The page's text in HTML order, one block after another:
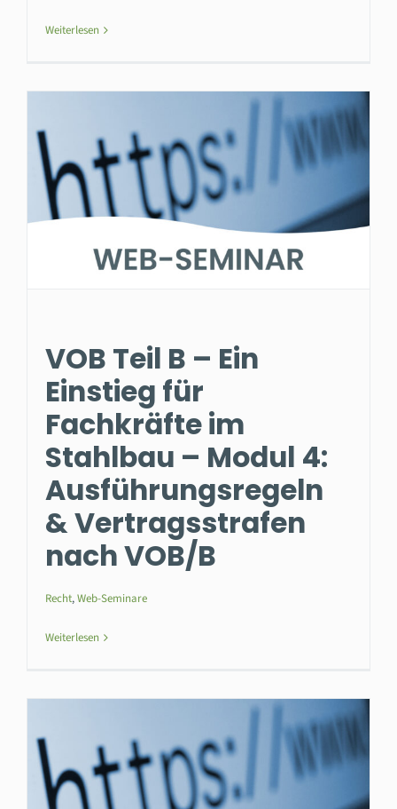
Weiterlesen
VOB Teil B – Ein
Einstieg für
Fachkräfte im
Stahlbau – Modul 4:
Ausführungsregeln
& Vertragsstrafen
nach VOB/B
Recht,Web-Seminare
Weiterlesen